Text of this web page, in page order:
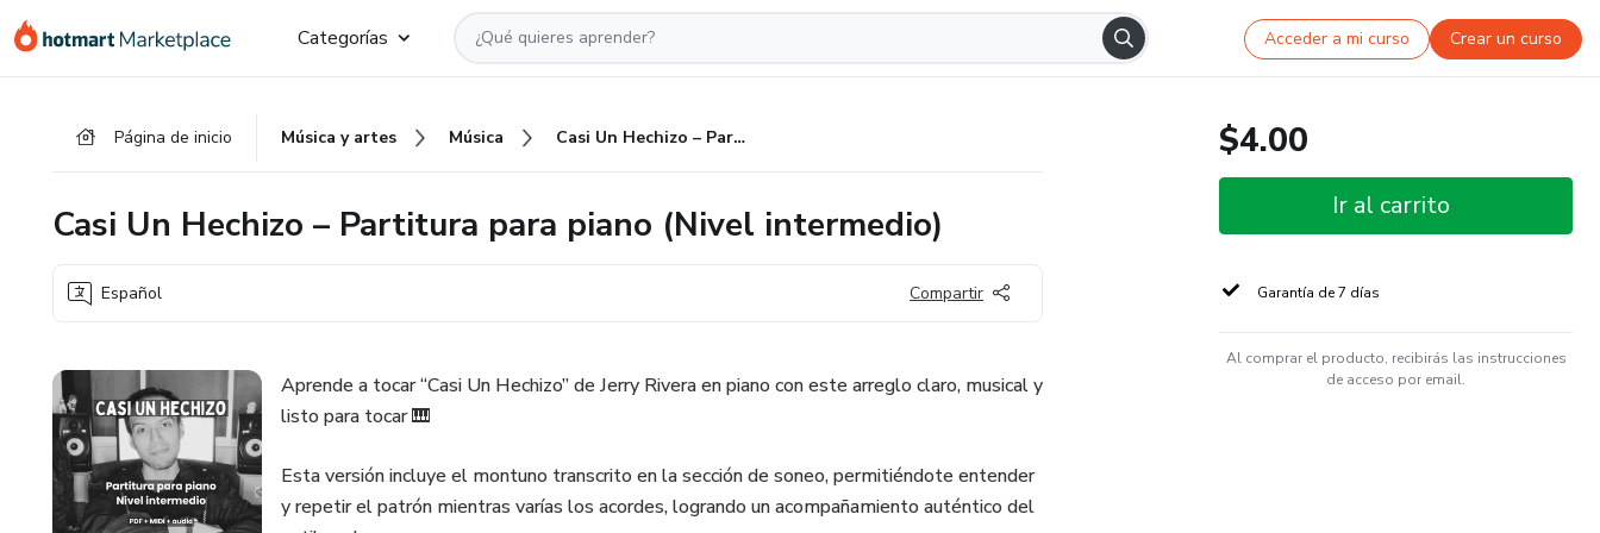
Categorías Acceder a mi curso Crear un curso
Página de inicio Música y artes Música Casi Un Hechizo – Partitura para piano (Nivel intermedio)
Casi Un Hechizo – Partitura para piano (Nivel intermedio)
Español Compartir
Aprende a tocar “Casi Un Hechizo” de Jerry Rivera en piano con este arreglo claro, musical y
listo para tocar 🎹
Esta versión incluye el montuno transcrito en la sección de soneo, permitiéndote entender
y repetir el patrón mientras varías los acordes, logrando un acompañamiento auténtico del
$4.00
Ir al carrito
Garantía de 7 días
Al comprar el producto, recibirás las instrucciones
de acceso por email.